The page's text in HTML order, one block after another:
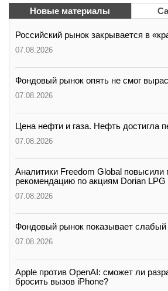
Новые материалы
Российский рынок закрывается в
07.08.2026
Фондовый рынок опять не смог
07.08.2026
Цена нефти и газа. Нефть достигла
07.08.2026
Аналитики Freedom Global повысили
рекомендацию по акциям Dorian LPG
07.08.2026
Фондовый рынок показывает слабый
07.08.2026
Apple против OpenAI: сможет ли
бросить вызов iPhone?